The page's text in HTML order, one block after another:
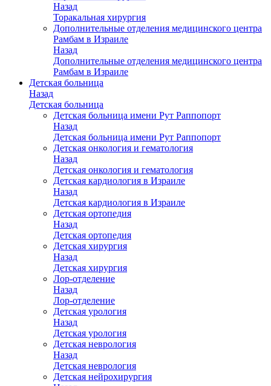
Назад
Торакальная хирургия
Дополнительные отделения медицинского центра
Рамбам в Израиле
Назад
Дополнительные отделения медицинского центра
Рамбам в Израиле
Детская больница
Назад
Детская больница
Детская больница имени Рут Раппопорт
Назад
Детская больница имени Рут Раппопорт
Детская онкология и гематология
Назад
Детская онкология и гематология
Детская кардиология в Израиле
Назад
Детская кардиология в Израиле
Детская ортопедия
Назад
Детская ортопедия
Детская хирургия
Назад
Детская хирургия
Лор-отделение
Назад
Лор-отделение
Детская урология
Назад
Детская урология
Детская неврология
Назад
Детская неврология
Детская нейрохирургия